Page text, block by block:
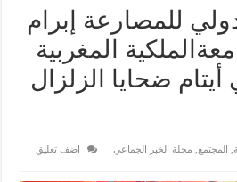
للمصارعة إبرام
المغربية
ضحايا الزلزال
المجتمع مجلة الخبر الجماعي
اضف تعليق